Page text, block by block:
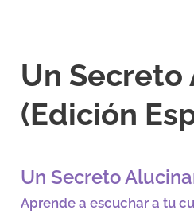
Un
(Edición
Un Secreto
Aprende a escuchar a tu